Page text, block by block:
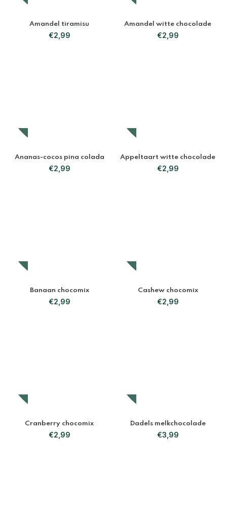
Amandel tiramisu
€2,99
Amandel witte chocolade
€2,99
Ananas-cocos pina colada
€2,99
Appeltaart witte chocolade
€2,99
Banaan chocomix
€2,99
Cashew chocomix
€2,99
Cranberry chocomix
€2,99
Dadels melkchocolade
€3,99